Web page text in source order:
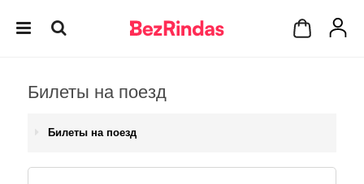
Билеты на поезд
Билеты на поезд